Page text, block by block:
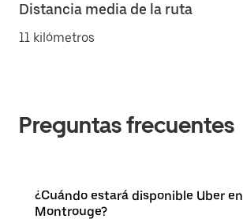
Distancia media de la ruta
11 kilómetros
Preguntas frecuentes
¿Cuándo estará disponible Uber en
Montrouge?